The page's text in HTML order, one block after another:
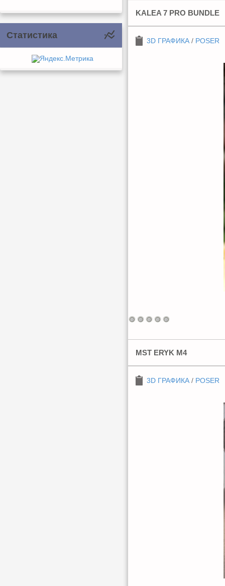
Статистика
KALEA 7 PRO BUNDLE
3D ГРАФИКА / POSER
MST ERYK M4
3D ГРАФИКА / POSER